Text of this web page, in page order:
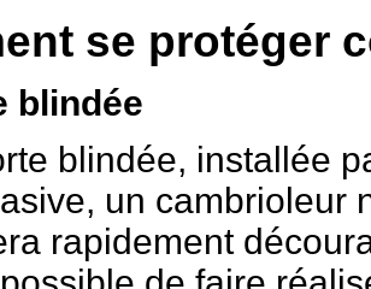
se protéger
blindée
blindée, installée
un cambrioleur
rapidement